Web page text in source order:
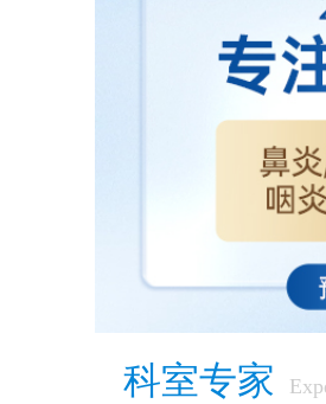
科室专家